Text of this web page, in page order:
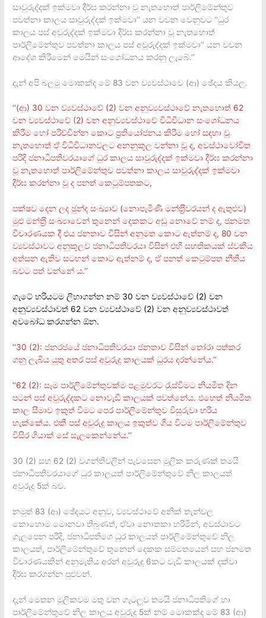
සාවුරුද්දක් ඉක්මවා දීර්ඝ කරන්නා වූ නැතහොත් පාර්ලිමේන්තුව
පවත්නා කාලය සාවුරුද්දක් ඉක්මවා’’ යන වචන වෙනුවට ‘‘ධුර
කාලය පස් අවුරුද්දක් ඉක්මවා දීර්ඝ කරන්නා වූ නැතහොත්
පාර්ලිමේන්තුව පවත්නා කාලය පස් අවුරුද්දක් ඉක්මවා’’ යන වචන
ආදේශ කිරීමෙන් මෙයින් සංශෝධනය කරනු ලැබේ.’’
දැන් අපි බලමු මොකක්ද මේ 83 වන ව්‍යවස්ථාවෙ (ආ) ඡේදය කියල.
‘‘(ආ) 30 වන ව්‍යවස්ථාවේ (2) වන අනුව්‍යවස්ථාවේ නැතහොත් 62
වන ව්‍යවස්ථාවේ (2) වන අනුව්‍යවස්ථාවේ විධිවිධාන සංශෝධනය
කිරීම හෝ පරිච්චින්න කොට ප‍්‍රතියෝජනය කිරීම හෝ සඳහා වූ
නැතහොත් ඒ විධිවිධානවලට අනනුකූල වන්නා වූ ද, අවස්ථාවෝචිත
පරිදි ජනාධිපතිවරයාගේ ධුර කාලය සාවුරුද්දක් ඉක්මවා දීර්ඝ කරන්නා
වූ නැතහොත් පාර්ලිමේන්තුව පවත්නා කාලය සාවුරුද්දක් ඉක්මවා
දීර්ඝ කරන්නා වූ ද පනත් කෙටුම්පතකට,
පක්ෂව දෙන ලද ඡුන්ද සංඛ්‍යාව (නොපැමිණි මන්ත‍්‍රීවරයන් ද ඇතුළුව)
මුළු මන්ත‍්‍රී සංඛ්‍යාවෙන් තුනෙන් දෙකකට අඩු නොවේ නම් ද, ජනමත
විචාරණයක දී එය ජනතාව විසින් අනුමත කොට ඇත්නම් ද, 80 වන
ව්‍යවස්ථාවට අනුකූලව ජනාධිපතිවරයා විසින් එහි සහතිකයක් ස්වකීය
අත්සන ඇතිව සටහන් කොට ඇත්නම් ද, ඒ පනත් කෙටුම්පත නීතිය
බවට පත් වන්නේ ය.’’
ගැටේ හරියටම ලිහාගන්න නම් 30 වන ව්‍යවස්ථාවේ (2) වන
අනුව්‍යවස්ථාවත් 62 වන ව්‍යවස්ථාවේ (2) වන අනුව්‍යවස්ථාවත්
අවබෝධ කරගන්න ඕන.
‘‘30 (2): ජනරජයේ ජනාධිපතිවරයා ජනතාව විසින් තෝරා පත්කර
ගනු ලැබිය යුතු අතර පස් අවුරුදු කාලයක් ධුරය දරන්නේය.’’
‘‘62 (2): සෑම පාර්ලිමේන්තුවක්ම පළමුවරට රැුස්වීමට නියමිත දින
පටන් පස් අවුරුද්දකට නොවැඩි කාලයක් පවත්නේය. එහෙත් නියමිත
කාල සීමාව ඉකුත් වීමට පෙර පාර්ලිමේන්තුව විසුරුවා හරිය
හැක්කේය. එකී පස් අවුරුදු කාලය ඉකුත්ව ගිය විටම පාර්ලිමේන්තුව
විසිර ගියාක් සේ සැලකෙන්නේය.’’
30 (2) සහ 62 (2) වගන්තිවලින් පැවසෙන මූලික කරුණක් තමයි
ජනාධිපතිවරයාගේ ධුර කාලයත් පාර්ලිමේන්තුවේ නිල කාලයත්
අවුරුදු 5ක් බව.
නමුත් 83 (ආ) ඡේදයට අනුව, ව්‍යවස්ථාවේ අනික් තැන්වල
කොහොම මොනවා තිබුණත්, ඒවා නොතකා හරිමින්, අවස්ථාවට
ගැලපෙන පරිදි, ජනාධිපතිගෙ ධුර කාලයත් පාර්ලිමේන්තුවේ නිල
කාලයත්, පාර්ලිමේන්තුවේ තුනෙන් දෙකක සම්මතයෙන් සහ ජනමත
විචාරණයකින් අනුමැතිය අරන් අවුරුදු 6කට වැඩි කාලයක් දක්වා
දීර්ඝ කරගන්න පුළුවන්.
දැන් මෙතන මූලිකවම මතු වන ගැටලූව තමයි ජනාධිපතිගේ හා
පාර්ලිමේන්තුවේ නිල කාලය අවුරුදු 5ක් නම් මොකක්ද මේ 83 (ආ)